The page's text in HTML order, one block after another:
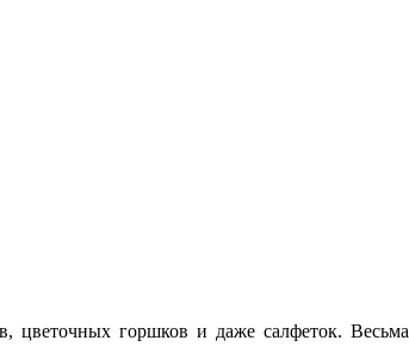
цветочных горшков и даже салфеток. Весьма